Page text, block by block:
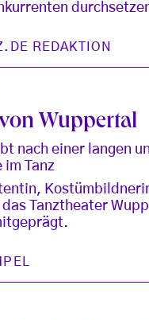
REDAKTION
Wuppertal
nach einer langen
Tanz
Tanztheater